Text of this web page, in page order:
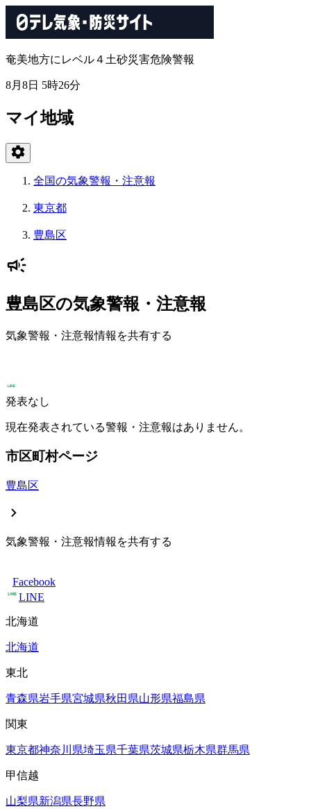
奄美地方にレベル４土砂災害危険警報
8月8日 5時26分
マイ地域
全国の気象警報・注意報
東京都
豊島区
豊島区の気象警報・注意報
気象警報・注意報情報を共有する
発表なし
現在発表されている警報・注意報はありません。
市区町村ページ
豊島区
気象警報・注意報情報を共有する
Facebook
LINE
北海道
北海道
東北
青森県岩手県宮城県秋田県山形県福島県
関東
東京都神奈川県埼玉県千葉県茨城県栃木県群馬県
甲信越
山梨県新潟県長野県